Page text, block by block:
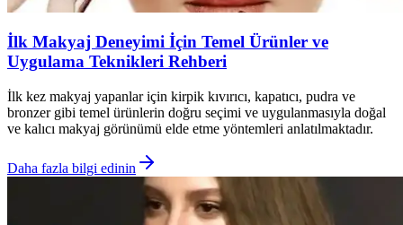
İlk Makyaj Deneyimi İçin Temel Ürünler ve
Uygulama Teknikleri Rehberi
İlk kez makyaj yapanlar için kirpik kıvırıcı, kapatıcı, pudra ve
bronzer gibi temel ürünlerin doğru seçimi ve uygulanmasıyla doğal
ve kalıcı makyaj görünümü elde etme yöntemleri anlatılmaktadır.
Daha fazla bilgi edinin